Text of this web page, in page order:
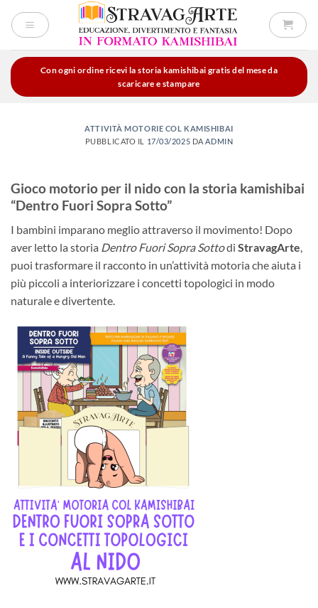
Con ogni ordine ricevi la storia kamishibai gratis del mese da
scaricare e stampare
ATTIVITÀ MOTORIE COL KAMISHIBAI
PUBBLICATO IL
17/03/2025 DA ADMIN
Gioco motorio per il nido con la storia kamishibai
“Dentro Fuori Sopra Sotto”
I bambini imparano meglio attraverso il movimento! Dopo
aver letto la storia Dentro Fuori Sopra Sottodi StravagArte,
puoi trasformare il racconto in un’attività motoria che aiuta i
più piccoli a interiorizzare i concetti topologici in modo
naturale e divertente.